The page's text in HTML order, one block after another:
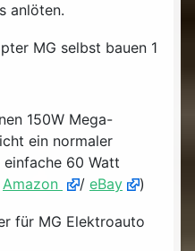
anlöten.
150W Mega-
ein normaler
60 Watt
Amazon / eBay )